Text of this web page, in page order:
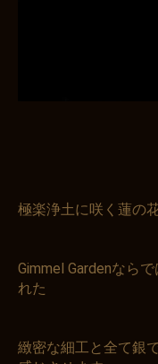
極楽浄土に咲く蓮の
Gimmel Gardenなら
れた
緻密な細工と全て銀